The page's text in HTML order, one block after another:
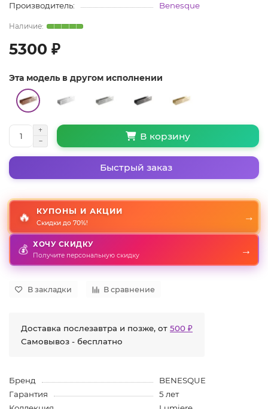
Производитель:
Benesque
5300 ₽
Эта модель в другом исполнении
В корзину
Быстрый заказ
🔥 КУПОНЫ И АКЦИИ
Скидки до 70%!
→
💰 ХОЧУ СКИДКУ
Получите персональную скидку →
В закладки В сравнение
Доставка послезавтра и позже, от 500 ₽
Самовывоз - бесплатно
Бренд
BENESQUE
Гарантия
5 лет